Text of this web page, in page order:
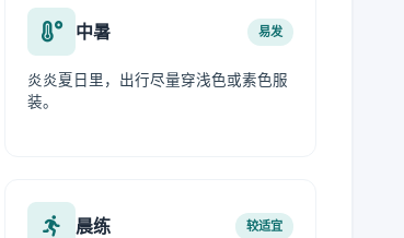
中暑 易发
炎炎夏日里，出行尽量穿浅色或素色服
装。
晨练 较适宜